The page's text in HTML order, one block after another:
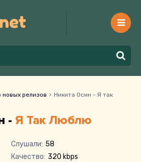
новых релизов
Никита Осин - Я так
- Я Так Люблю
Слушали: 58
Качество: 320 kbps